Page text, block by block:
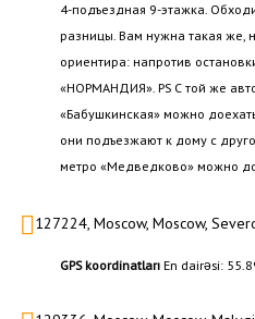
4-подъездная 9-этажка.
разницы. Вам нужна такая же,
ориентира: напротив
«НОРМАНДИЯ». PS С той же
«Бабушкинская» можно
они подъезжают к дому с
метро «Медведково» можно
127224, Moscow, Moscow,
GPS koordinatları En dairəsi: